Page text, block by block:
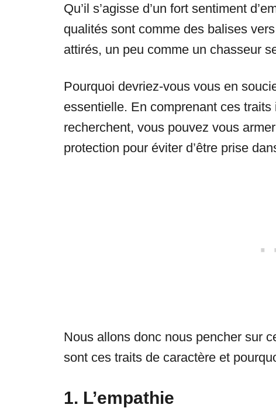
Qu’il s’agisse d’un fort sentiment
qualités sont comme des balises
attirés, un peu comme un chasseur
Pourquoi devriez-vous vous en
essentielle. En comprenant ces
recherchent, vous pouvez vous
protection pour éviter d’être prise
Nous allons donc nous pencher sur
sont ces traits de caractère et
1. L’empathie